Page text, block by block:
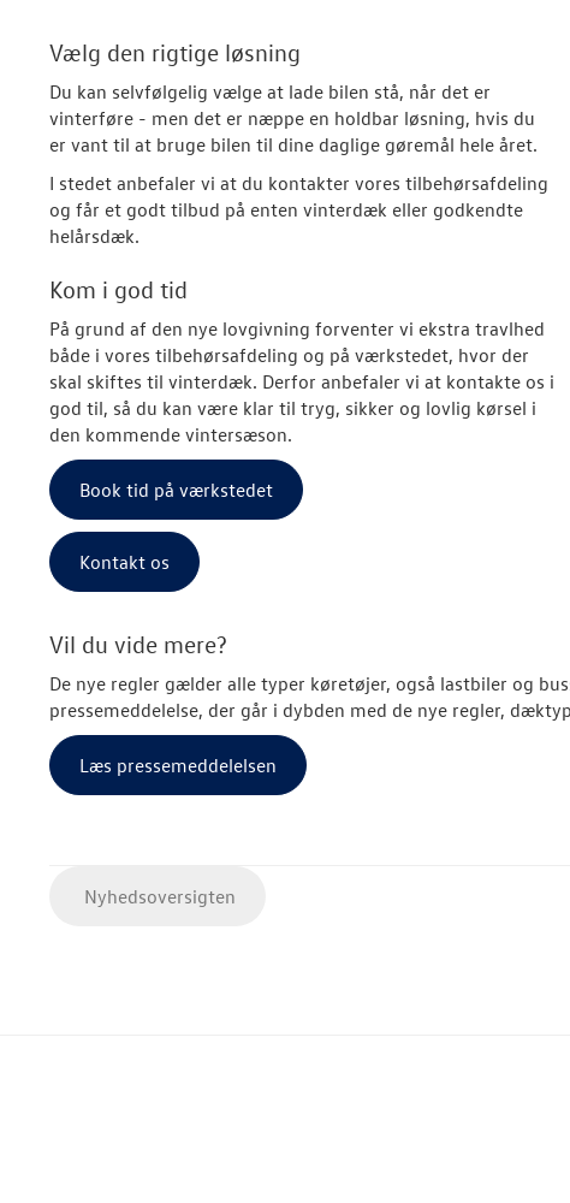
Vælg den rigtige løsning
Du kan selvfølgelig vælge at lade bilen stå, når det er
vinterføre - men det er næppe en holdbar løsning, hvis du
er vant til at bruge bilen til dine daglige gøremål hele året.
I stedet anbefaler vi at du kontakter vores tilbehørsafdeling
og får et godt tilbud på enten vinterdæk eller godkendte
helårsdæk.
Kom i god tid
På grund af den nye lovgivning forventer vi ekstra travlhed
både i vores tilbehørsafdeling og på værkstedet, hvor der
skal skiftes til vinterdæk. Derfor anbefaler vi at kontakte os i
god til, så du kan være klar til tryg, sikker og lovlig kørsel i
den kommende vintersæson.
Book tid på værkstedet
Kontakt os
Vil du vide mere?
De nye regler gælder alle typer køretøjer, også lastbiler og
pressemeddelelse, der går i dybden med de nye regler,
Læs pressemeddelelsen
Nyhedsoversigten